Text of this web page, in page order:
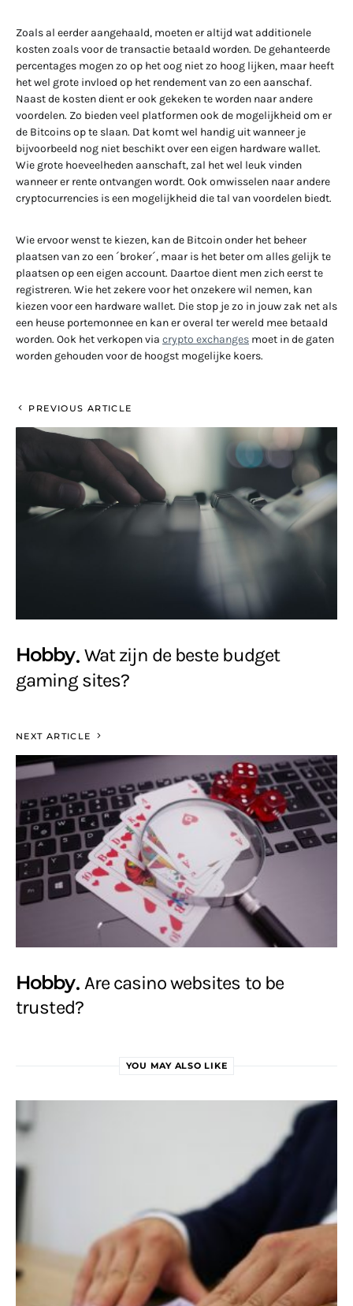
Zoals al eerder aangehaald, moeten er altijd wat additionele
kosten zoals voor de transactie betaald worden. De gehanteerde
percentages mogen zo op het oog niet zo hoog lijken, maar heeft
het wel grote invloed op het rendement van zo een aanschaf.
Naast de kosten dient er ook gekeken te worden naar andere
voordelen. Zo bieden veel platformen ook de mogelijkheid om er
de Bitcoins op te slaan. Dat komt wel handig uit wanneer je
bijvoorbeeld nog niet beschikt over een eigen hardware wallet.
Wie grote hoeveelheden aanschaft, zal het wel leuk vinden
wanneer er rente ontvangen wordt. Ook omwisselen naar andere
cryptocurrencies is een mogelijkheid die tal van voordelen biedt.
Wie ervoor wenst te kiezen, kan de Bitcoin onder het beheer
plaatsen van zo een ´broker´, maar is het beter om alles gelijk te
plaatsen op een eigen account. Daartoe dient men zich eerst te
registreren. Wie het zekere voor het onzekere wil nemen, kan
kiezen voor een hardware wallet. Die stop je zo in jouw zak net als
een heuse portemonnee en kan er overal ter wereld mee betaald
worden. Ook het verkopen via crypto exchanges moet in de gaten
worden gehouden voor de hoogst mogelijke koers.
PREVIOUS ARTICLE
Hobby Wat zijn de beste budget
gaming sites?
NEXT ARTICLE
Hobby Are casino websites to be
trusted?
YOU MAY ALSO LIKE